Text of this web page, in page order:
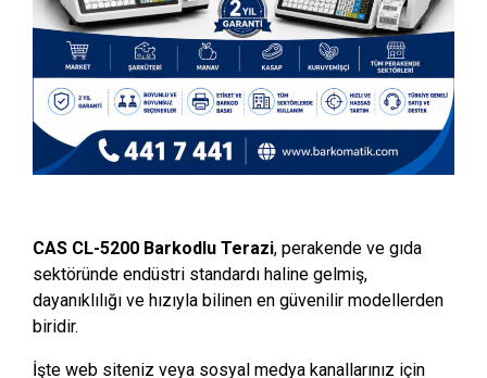
CAS CL-5200 Barkodlu Terazi, perakende ve gıda
sektöründe endüstri standardı haline gelmiş,
dayanıklılığı ve hızıyla bilinen en güvenilir modellerden
biridir.
İşte web siteniz veya sosyal medya kanallarınız için